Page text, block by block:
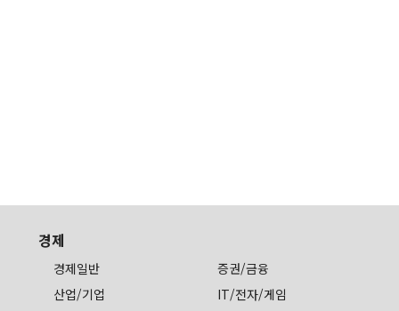
경제
경제일반
증권/금융
산업/기업
IT/전자/게임